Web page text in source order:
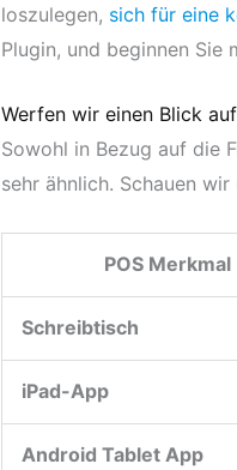
loszulegen, sich für eine
Plugin, und beginnen Sie
Werfen wir einen Blick
Sowohl in Bezug auf die
sehr ähnlich. Schauen
POS Merkmal
Schreibtisch
iPad-App
Android Tablet App